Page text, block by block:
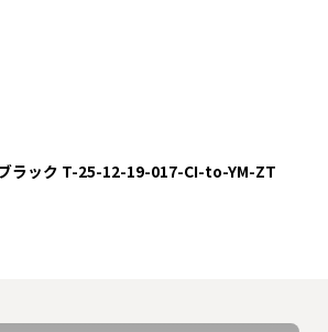
ラック T-25-12-19-017-CI-to-YM-ZT